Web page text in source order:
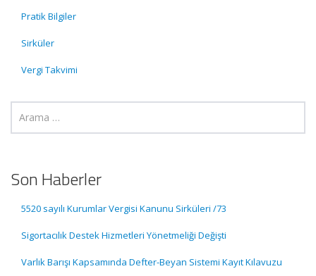
Pratik Bilgiler
Sirküler
Vergi Takvimi
Son Haberler
5520 sayılı Kurumlar Vergisi Kanunu Sirküleri /73
Sigortacılık Destek Hizmetleri Yönetmeliği Değişti
Varlık Barışı Kapsamında Defter-Beyan Sistemi Kayıt Kılavuzu